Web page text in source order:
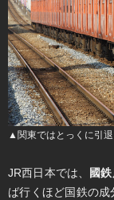
▲関東ではとっくに引
JR西日本では、 國
ば行くほど国鉄の